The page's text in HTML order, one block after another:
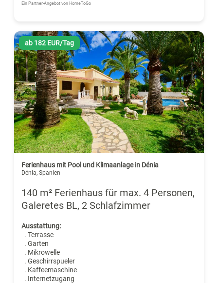
Ein Partner-Angebot von HomeToGo
ab 182 EUR/Tag
Ferienhaus mit Pool und Klimaanlage in Dénia
Dénia, Spanien
140 m² Ferienhaus für max. 4 Personen,
Galeretes BL, 2 Schlafzimmer
Ausstattung:
. Terrasse
. Garten
. Mikrowelle
. Geschirrspueler
. Kaffeemaschine
. Internetzugang